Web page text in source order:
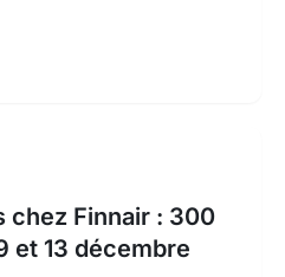
chez Finnair : 300
et 13 décembre